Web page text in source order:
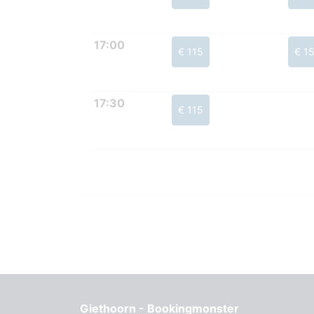
17:00 € 115 €
17:30 € 115
Giethoorn - Bookingmonster